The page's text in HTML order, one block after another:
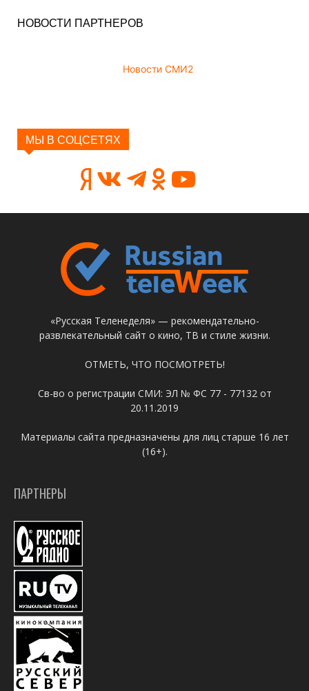
НОВОСТИ ПАРТНЕРОВ
Новости СМИ2
МЫ В СОЦСЕТЯХ
«Русская Теленеделя» — рекомендательно-
развлекательный сайт о кино, ТВ и стиле жизни.
ОТМЕТЬ, ЧТО ПОСМОТРЕТЬ!
Св-во о регистрации СМИ: ЭЛ № ФС 77 - 77132 от
20.11.2019
Материалы сайта предназначены для лиц старше 16 лет
(16+).
ПАРТНЕРЫ